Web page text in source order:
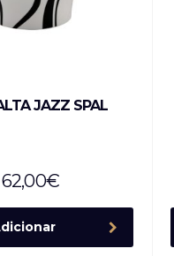
JAZZ SPAL
62,00€